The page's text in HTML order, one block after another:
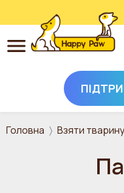
Перейти до основного
Головна Взяти тварину